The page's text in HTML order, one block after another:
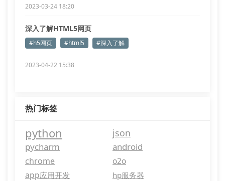
2023-03-24 18:20
深入了解HTML5网页
#h5网页 #html5 #深入了解
2023-04-22 15:38
热门标签
python json
pycharm android
chrome
o2o
app应用开发
hp服务器